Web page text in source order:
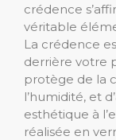
crédence
véritable
La crédence
derrière votre
protège de la
l’humidité, et
esthétique à
réalisée en